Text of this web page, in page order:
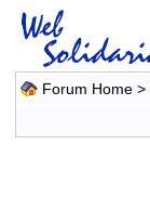
Forum Home>